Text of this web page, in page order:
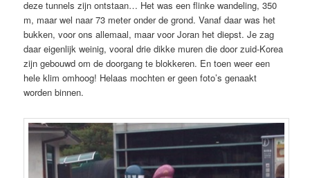
deze tunnels zijn ontstaan… Het was een flinke wandeling, 350
m, maar wel naar 73 meter onder de grond. Vanaf daar was het
bukken, voor ons allemaal, maar voor Joran het diepst. Je zag
daar eigenlijk weinig, vooral drie dikke muren die door zuid-Korea
zijn gebouwd om de doorgang te blokkeren. En toen weer een
hele klim omhoog! Helaas mochten er geen foto’s genaakt
worden binnen.